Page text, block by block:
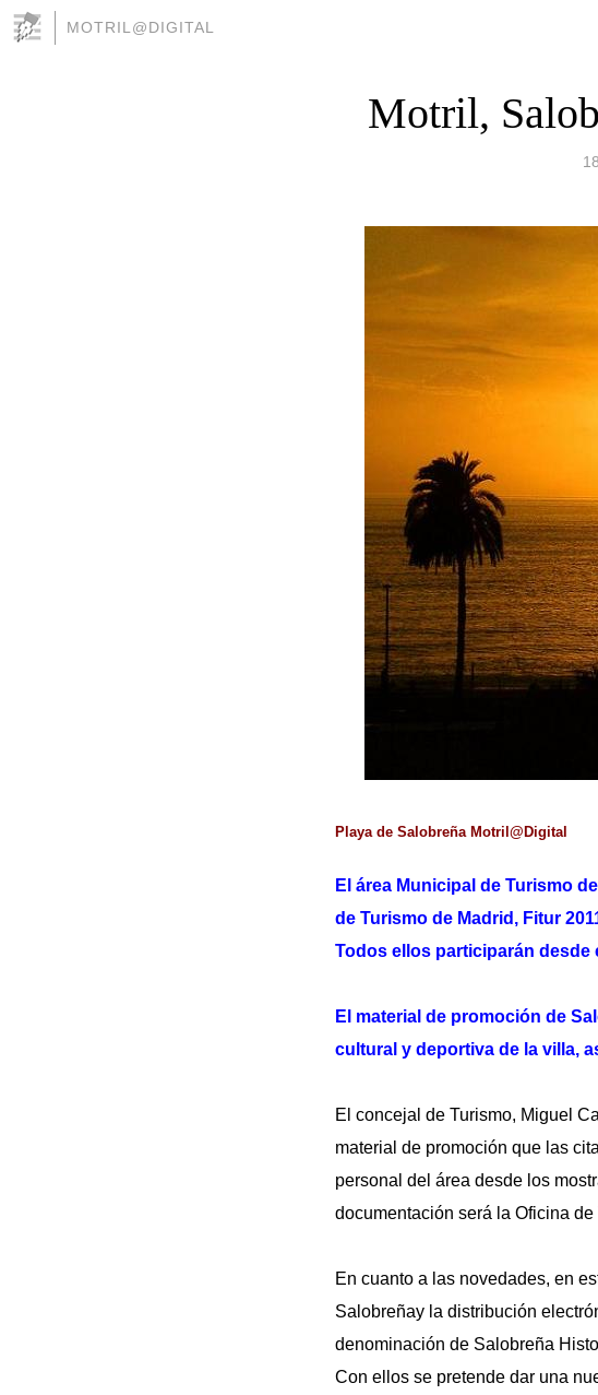
MOTRIL@DIGITAL
Motril,
Playa de Salobreña Motril@Digital
El área Municipal de Turismo
de Turismo de Madrid, Fitur
Todos ellos participarán desde
El material de promoción de
cultural y deportiva de la villa,
El concejal de Turismo, Miguel
material de promoción que las
personal del área desde los
documentación será la Oficina
En cuanto a las novedades, en
Salobreñay la distribución
denominación de Salobreña
Con ellos se pretende dar una